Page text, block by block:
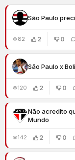
São Paulo
82 2 0
São Paulo x
120 2 0
Não acredito
Mundo
142 2 0